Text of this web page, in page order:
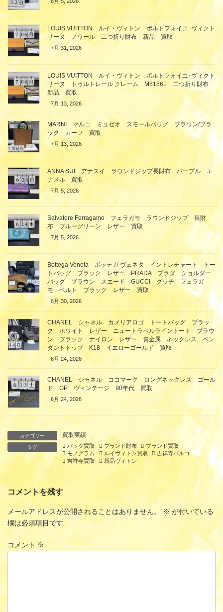
LOUIS VUITTON ルイ・ヴィトン ポルトフォイユ･ヴィクト
リーヌ ノワール 二つ折り財布 新品 買取
7月 31, 2026
LOUIS VUITTON ルイ・ヴィトン ポルトフォイユ･ヴィクト
リーヌ トゥルトレール クレーム M81861 二つ折り財布
新品 買取
7月 13, 2026
MARNI マルニ ミュゼオ スモールバッグ ブラウン/ブラ
ック カーフ 買取
7月 13, 2026
ANNA SUI アナスイ ラウンドジップ長財布 パープル エ
ナメル 買取
7月 5, 2026
Salvatore Ferragamo フェラガモ ラウンドジップ 長財
布 ブルーグリーン レザー 買取
7月 5, 2026
Bottega Veneta ボッテガ ヴェネタ イントレチャート トー
トバッグ ブラック レザー PRADA プラダ ショルダー
バッグ ブラウン スエード GUCCI グッチ フェラガ
モ ベルト ブラック レザー 買取
6月 30, 2026
CHANEL シャネル カメリアロゴ トートバッグ ブラッ
ク ホワイト レザー ニュートラベルライントート ブラウ
ン ブラック ナイロン レザー 貴金属 ネックレス ペン
ダントトップ K18 イエローゴールド 買取
6月 24, 2026
CHANEL シャネル ココマーク ロングネックレス ゴール
ド GP ヴィンテージ 90年代 買取
6月 24, 2026
カテゴリー 買取実績
タグ バッグ買取 ブランド財布
ブランド買取
モノグラム
ルイヴィトン買取
吉祥寺パルコ
吉祥寺買取
新品ヴィトン
コメントを残す
メールアドレスが公開されることはありません。 ※ が付いている
欄は必須項目です
コメント ※